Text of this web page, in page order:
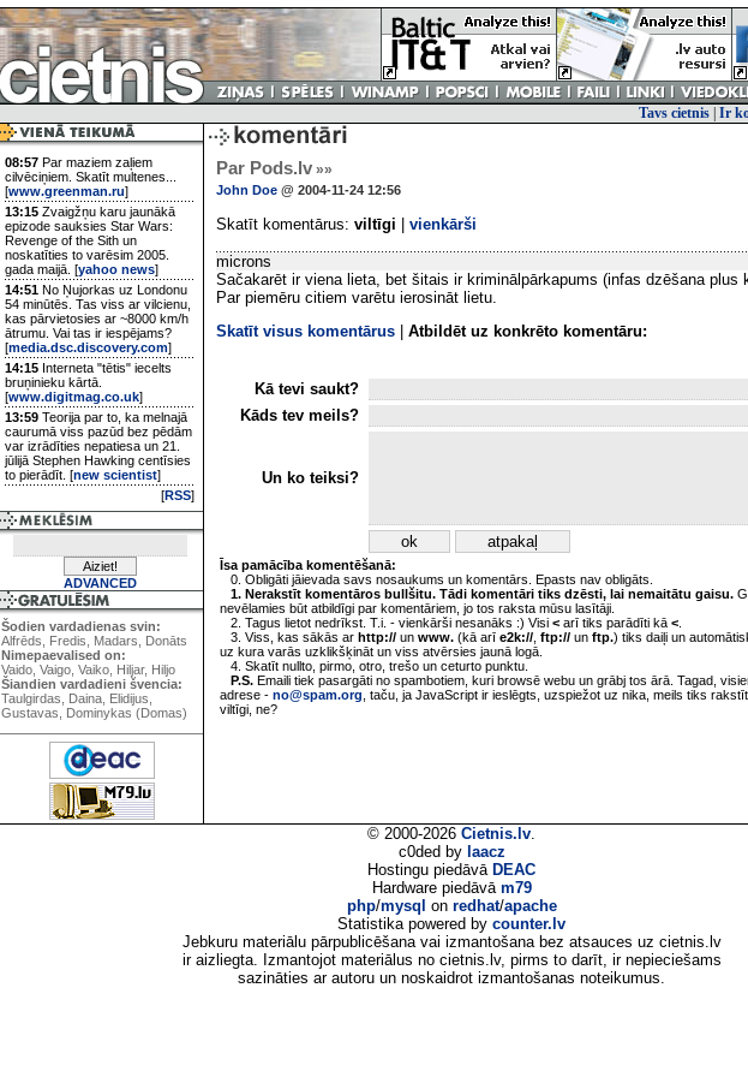
Tavs cietnis Ir
08:57 Par maziem zaļiem
cilvēciņiem. Skatīt multenes...
[www.greenman.ru]
13:15 Zvaigžņu karu jaunākā
epizode sauksies Star Wars:
Revenge of the Sith un
noskatīties to varēsim 2005.
gada maijā. [yahoo news]
14:51 No Ņujorkas uz Londonu
54 minūtēs. Tas viss ar vilcienu,
kas pārvietosies ar ~8000 km/h
ātrumu. Vai tas ir iespējams?
[media.dsc.discovery.com]
14:15 Interneta "tētis" iecelts
bruņinieku kārtā.
[www.digitmag.co.uk]
13:59 Teorija par to, ka melnajā
caurumā viss pazūd bez pēdām
var izrādīties nepatiesa un 21.
jūlijā Stephen Hawking centīsies
to pierādīt. [new scientist]
[RSS]
ADVANCED
Šodien vardadienas svin:
Alfrēds, Fredis, Madars, Donāts
Nimepaevalised on:
Vaido, Vaigo, Vaiko, Hiljar, Hiljo
Šiandien vardadieni švencia:
Taulgirdas, Daina, Elidijus,
Gustavas, Dominykas (Domas)
Par Pods.lv »»
John Doe @ 2004-11-24 12:56
Skatīt komentārus: viltīgi vienkārši
microns
Sačakarēt ir viena lieta, bet šitais ir kriminālpārkapums (infas dzēšana plus
Par piemēru citiem varētu ierosināt lietu.
Skatīt visus komentārus
Atbildēt uz konkrēto komentāru:
Kā tevi saukt?
Kāds tev meils?
Un ko teiksi?
Īsa pamācība komentēšanā:
0. Obligāti jāievada savs nosaukums un komentārs. Epasts nav obligāts.
1. Nerakstīt komentāros bullšitu. Tādi komentāri tiks dzēsti, lai nemaitātu gaisu.
nevēlamies būt atbildīgi par komentāriem, jo tos raksta mūsu lasītāji.
2. Tagus lietot nedrīkst. T.i. - vienkārši nesanāks :) Visi < arī tiks parādīti kā <
3. Viss, kas sākās ar http:// un www. (kā arī e2k:// ftp:// un ftp.) tiks daiļi un
uz kura varās uzklikšķināt un viss atvērsies jaunā logā.
4. Skatīt nullto, pirmo, otro, trešo un ceturto punktu.
P.S. Emaili tiek pasargāti no spambotiem, kuri browsē webu un grābj tos ārā. Tagad,
adrese - no@spam.org , taču, ja JavaScript ir ieslēgts, uzspiežot uz nika, meils tiks
viltīgi, ne?
© 2000-2026 Cietnis.lv.
c0ded by laacz
Hostingu piedāvā DEAC
Hardware piedāvā m79
php/mysql on redhat/apache
Statistika powered by counter.lv
Jebkuru materiālu pārpublicēšana vai izmantošana bez atsauces uz cietnis.lv
ir aizliegta. Izmantojot materiālus no cietnis.lv, pirms to darīt, ir nepieciešams
sazināties ar autoru un noskaidrot izmantošanas noteikumus.